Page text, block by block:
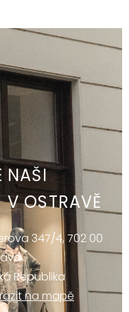
NAŠI
OSTRAVĚ
347/4, 702 00
Republika
na mapě